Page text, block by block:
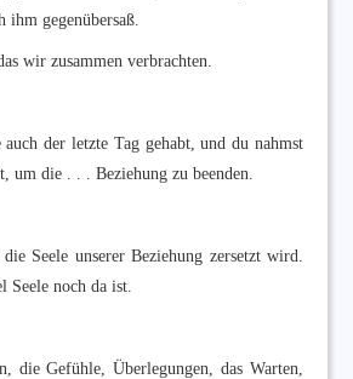
gegenübersaß.
wir zusammen verbrachten.
der letzte Tag gehabt, und du nahmst
um die . . . Beziehung zu beenden.
Seele unserer Beziehung zersetzt wird.
Seele noch da ist.
die Gefühle, Überlegungen, das Warten,